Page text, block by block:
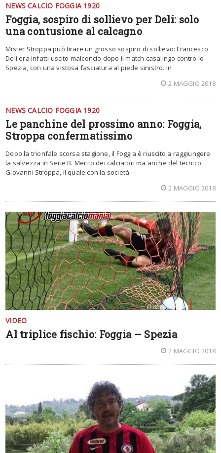
NEWS CALCIO FOGGIA 1920
Foggia, sospiro di sollievo per Deli: solo
una contusione al calcagno
Mister Stroppa può tirare un grosso sospiro di sollievo: Francesco
Deli era infatti uscito malconcio dopo il match casalingo contro lo
Spezia, con una vistosa fasciatura al piede sinistro. In
2 MAGGIO 2018
NEWS CALCIO FOGGIA 1920
Le panchine del prossimo anno: Foggia,
Stroppa confermatissimo
Dopo la trionfale scorsa stagione, il Foggia è riuscito a raggiungere
la salvezza in Serie B. Merito dei calciatori ma anche del tecnico
Giovanni Stroppa, il quale con la società
2 MAGGIO 2018
VIDEO
Al triplice fischio: Foggia – Spezia
2 MAGGIO 2018